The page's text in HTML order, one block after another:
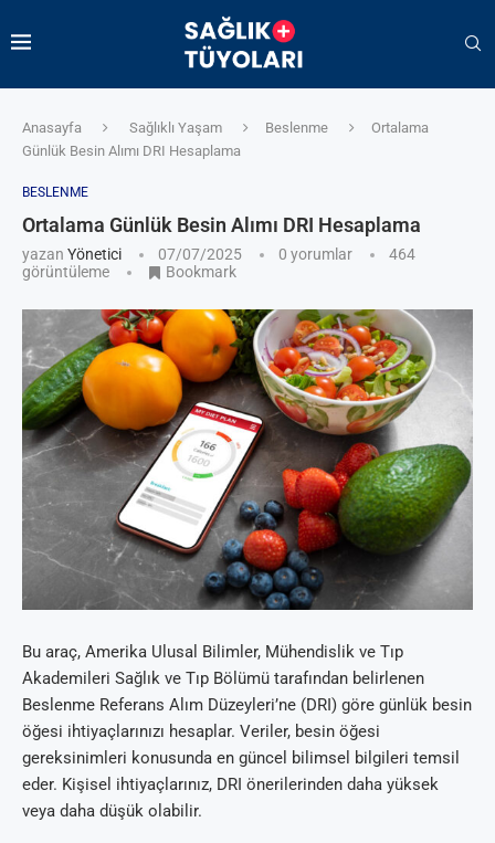
Anasayfa Sağlıklı Yaşam Beslenme
Ortalama
Günlük Besin Alımı DRI Hesaplama
BESLENME
Ortalama Günlük Besin Alımı DRI Hesaplama
yazan Yönetici 07/07/2025 0 yorumlar
464
görüntüleme
Bookmark
Bu araç, Amerika Ulusal Bilimler, Mühendislik ve Tıp
Akademileri Sağlık ve Tıp Bölümü tarafından belirlenen
Beslenme Referans Alım Düzeyleri’ne (DRI) göre günlük besin
öğesi ihtiyaçlarınızı hesaplar. Veriler, besin öğesi
gereksinimleri konusunda en güncel bilimsel bilgileri temsil
eder. Kişisel ihtiyaçlarınız, DRI önerilerinden daha yüksek
veya daha düşük olabilir.